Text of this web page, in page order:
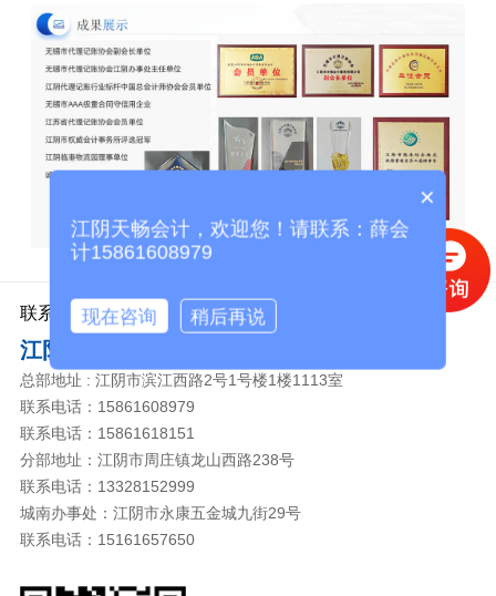
联系我们
江阴市天畅会计事务有限公司
总部地址 : 江阴市滨江西路2号1号楼1楼1113室
联系电话：15861608979
联系电话：15861618151
分部地址：江阴市周庄镇龙山西路238号
联系电话：13328152999
城南办事处：江阴市永康五金城九街29号
联系电话：15161657650
×
江阴天畅会计，欢迎您！请联系：薛会
计15861608979
现在咨询 稍后再说